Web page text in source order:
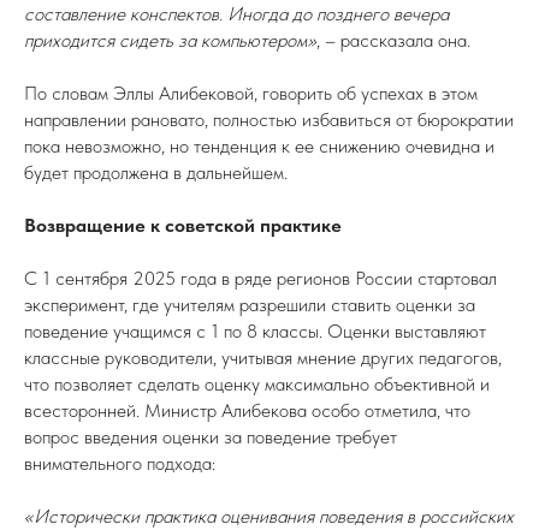
составление конспектов. Иногда до позднего вечера
приходится сидеть за компьютером», – рассказала она.
По словам Эллы Алибековой, говорить об успехах в этом
направлении рановато, полностью избавиться от бюрократии
пока невозможно, но тенденция к ее снижению очевидна и
будет продолжена в дальнейшем.
Возвращение к советской практике
С 1 сентября 2025 года в ряде регионов России стартовал
эксперимент, где учителям разрешили ставить оценки за
поведение учащимся с 1 по 8 классы. Оценки выставляют
классные руководители, учитывая мнение других педагогов,
что позволяет сделать оценку максимально объективной и
всесторонней. Министр Алибекова особо отметила, что
вопрос введения оценки за поведение требует
внимательного подхода:
«Исторически практика оценивания поведения в российских